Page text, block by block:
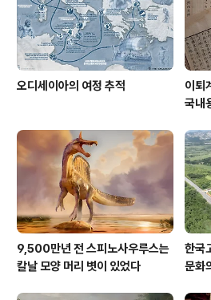
오디세이아의 여정 추적
이퇴
국내
9,500만년 전 스피노사우루스는
칼날 모양 머리 볏이 있었다
한국
문화